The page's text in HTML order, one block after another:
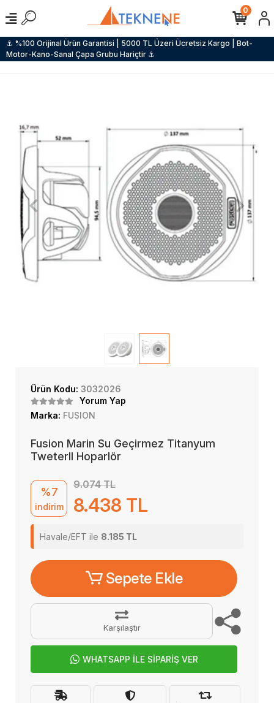
⚓ %100 Orijinal Ürün Garantisi | 5000 TL Üzeri Ücretsiz Kargo | Bot-
Motor-Kano-Sanal Çapa Grubu Hariçtir ⚓
0
Ürün Kodu: 3032026
Yorum Yap
Marka: FUSION
Fusion Marin Su Geçirmez Titanyum
TweterlI Hoparlör
%7
indirim
9.074 TL
8.438 TL
Havale/EFT ile 8.185 TL
Sepete Ekle
Karşılaştır
WHATSAPP İLE SİPARİŞ VER